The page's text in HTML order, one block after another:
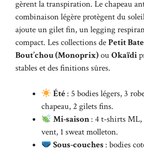
gèrent la transpiration. Le chapeau
combinaison légère protègent du
ajoute un gilet fin, un legging
compact. Les collections dePetit
Bout’chou (Monoprix)ouOkaïdi
stables et des finitions sûres.
Été: 5 bodies légers, 3
chapeau, 2 gilets fins.
Mi-saison: 4 t-shirts ML,
vent, 1 sweat molleton.
Sous-couches : bodies